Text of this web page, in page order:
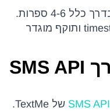
השרת שלכם מייצר קוד אקראי, בדרך כלל 4-6 ספרות.
הקוד נשמר בצד השרת עם timestamp ותוקף מוגדר
SMS API
של TextMe.